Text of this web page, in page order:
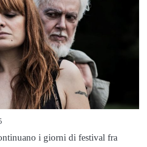
i giorni di festival fra